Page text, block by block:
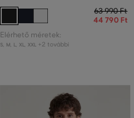
63 990 Ft
44 790 Ft
Elérhető méretek:
S, M L XL XXL +2 további